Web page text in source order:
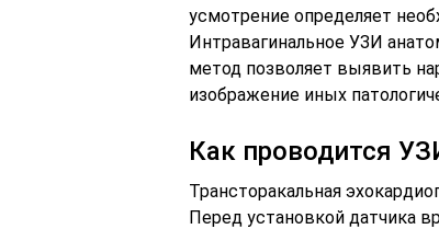
усмотрение определяет
Интравагинальное УЗИ
метод позволяет выявить
изображение иных
Как проводится
Трансторакальная
Перед установкой датчика